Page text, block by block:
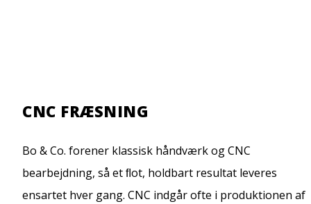
CNC FRÆSNING
Bo & Co. forener klassisk håndværk og CNC
bearbejdning, så et ﬂot, holdbart resultat leveres
ensartet hver gang. CNC indgår ofte i produktionen af